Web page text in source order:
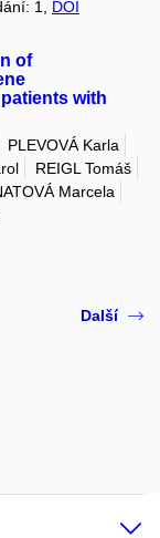
1, DOI
of
with
PLEVOVÁ Karla
REIGL Tomáš
Marcela
Další